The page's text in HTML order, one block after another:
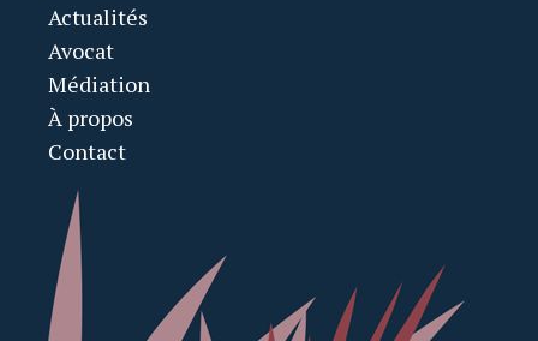
Actualités
Avocat
Médiation
À propos
Contact